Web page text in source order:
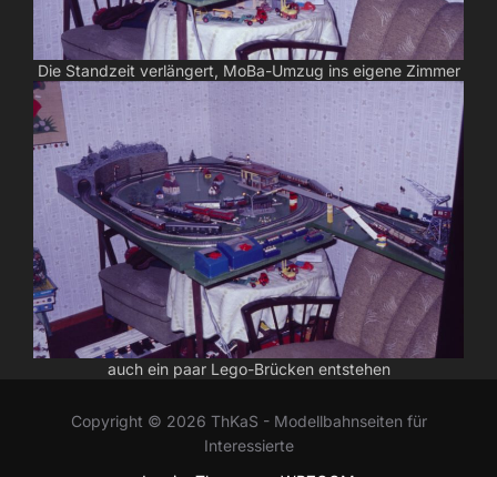
Die Standzeit verlängert, MoBa-Umzug ins eigene Zimmer
auch ein paar Lego-Brücken entstehen
Copyright © 2026 ThKaS - Modellbahnseiten für
Interessierte